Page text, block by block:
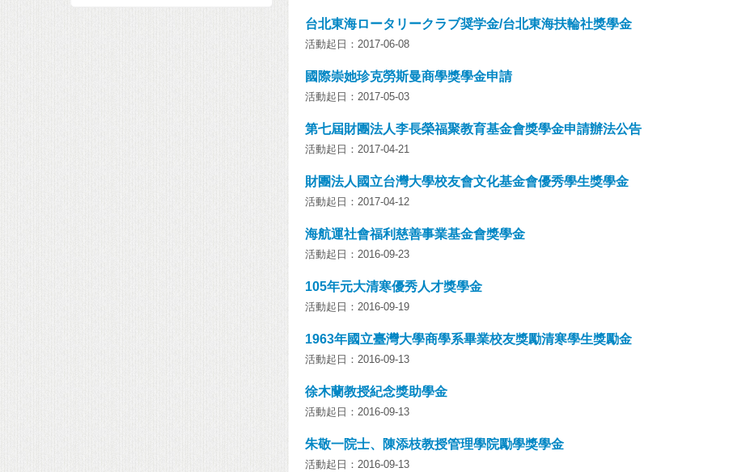
台北東海ロータリークラブ奨学金/台北東海扶輪社獎學金
活動起日：2017-06-08
國際崇她珍克勞斯曼商學獎學金申請
活動起日：2017-05-03
第七屆財團法人李長榮福聚教育基金會獎學金申請辦法公告
活動起日：2017-04-21
財團法人國立台灣大學校友會文化基金會優秀學生獎學金
活動起日：2017-04-12
海航運社會福利慈善事業基金會獎學金
活動起日：2016-09-23
105年元大清寒優秀人才獎學金
活動起日：2016-09-19
1963年國立臺灣大學商學系畢業校友獎勵清寒學生獎勵金
活動起日：2016-09-13
徐木蘭教授紀念獎助學金
活動起日：2016-09-13
朱敬一院士、陳添枝教授管理學院勵學獎學金
活動起日：2016-09-13